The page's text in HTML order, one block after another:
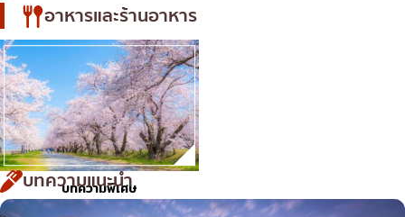
ค้นหาตามประเภทอาหาร
ซูชิ
ราเมง
อิซากายะ
ปิ้งย่างญี่ปุ่น/ยากินิกุ
คัตสึด้ง/ทงคัตสึ
ค้นหาตามพื้นที่
เจริญกรุง
ธนบุรี
สยาม
คอลัมน์ความรู้
บทความพิเศษ
อาหารและร้านอาหาร
บทความพิเศษ
บทความแนะนำ